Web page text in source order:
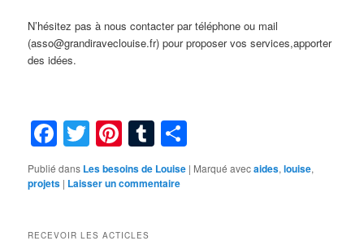
N’hésitez pas à nous contacter par téléphone ou mail
(asso@grandiraveclouise.fr) pour proposer vos services,apporter
des idées.
Facebook
Twitter
Pinterest
Tumblr
Publié dans Les besoins de Louise | Marqué avecaides,louise,
projets | Laisser un commentaire
RECEVOIR LES ACTICLES